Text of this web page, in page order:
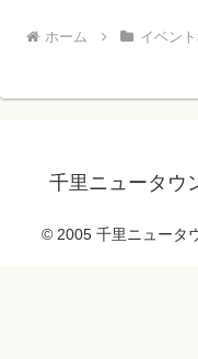
ホーム イベント
千里ニュータウ
© 2005 千里ニュータ